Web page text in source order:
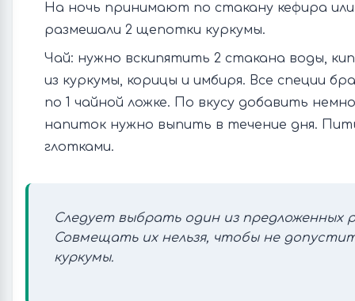
На ночь принимают по стакану кефира
размешали 2 щепотки куркумы.
Чай: нужно вскипятить 2 стакана воды,
из куркумы, корицы и имбиря. Все специи
по 1 чайной ложке. По вкусу добавить
напиток нужно выпить в течение дня.
глотками.
Следует выбрать один из предложенных
Совмещать их нельзя, чтобы не
куркумы.